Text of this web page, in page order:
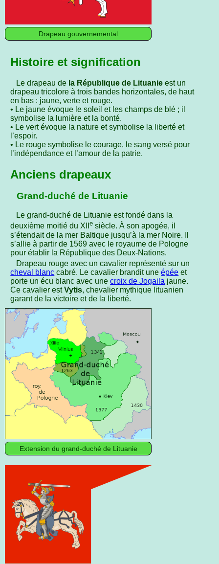
Drapeau gouvernemental
Histoire et signification
Le drapeau de la République de Lituanieest un
drapeau tricolore à trois bandes horizontales, de haut
en bas : jaune, verte et rouge.
• Le jaune évoque le soleil et les champs de blé ; il
symbolise la lumière et la bonté.
• Le vert évoque la nature et symbolise la liberté et
l’espoir.
• Le rouge symbolise le courage, le sang versé pour
l’indépendance et l’amour de la patrie.
Anciens drapeaux
Grand-duché de Lituanie
Le grand-duché de Lituanie est fondé dans la
deuxième moitié du XIIe siècle. À son apogée, il
s’étendait de la mer Baltique jusqu’à la mer Noire. Il
s’allie à partir de 1569 avec le royaume de Pologne
pour établir la République des Deux-Nations.
Drapeau rouge avec un cavalier représenté sur un
cheval blanc cabré. Le cavalier brandit uneépée et
porte un écu blanc avec unecroix de Jogaila jaune.
Ce cavalier estVytis, chevalier mythique lituanien
garant de la victoire et de la liberté.
Extension du grand-duché de Lituanie